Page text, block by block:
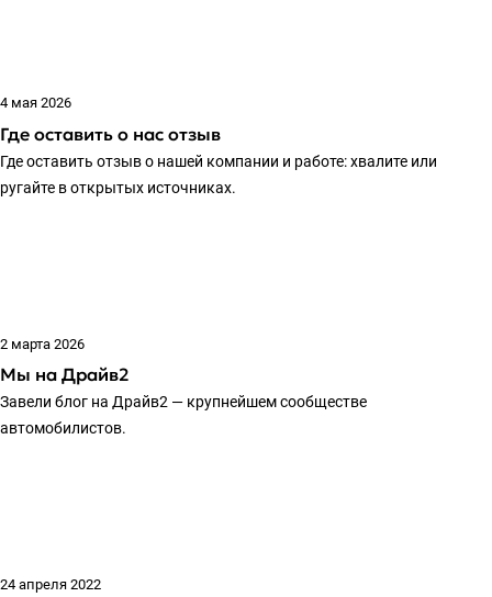
4 мая 2026
Где оставить о нас отзыв
Где оставить отзыв о нашей компании и работе: хвалите или
ругайте в открытых источниках.
2 марта 2026
Мы на Драйв2
Завели блог на Драйв2 — крупнейшем сообществе
автомобилистов.
24 апреля 2022